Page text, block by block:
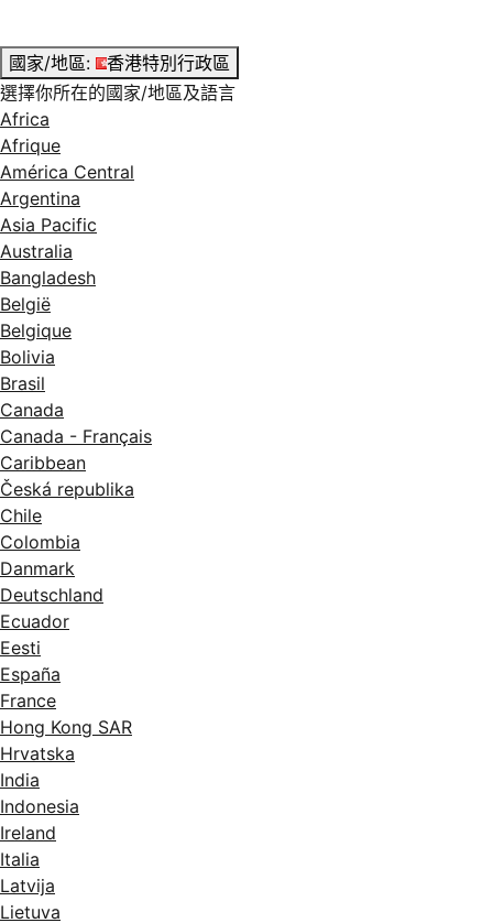
國家/地區:
香港特別行政區
選擇你所在的國家/地區及語言
Africa
Afrique
América Central
Argentina
Asia Pacific
Australia
Bangladesh
België
Belgique
Bolivia
Brasil
Canada
Canada - Français
Caribbean
Česká republika
Chile
Colombia
Danmark
Deutschland
Ecuador
Eesti
España
France
Hong Kong SAR
Hrvatska
India
Indonesia
Ireland
Italia
Latvija
Lietuva